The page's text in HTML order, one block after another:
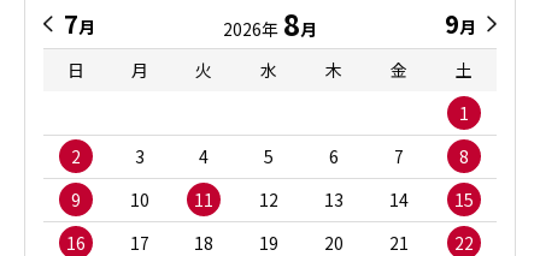
7月 2026年 8月 9月
日
月 火 水 木 金
土
1
2
3 4 5 6 7
8
9
10 11 12 13 14
15
16
17 18 19 20 21 22